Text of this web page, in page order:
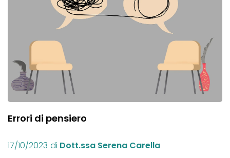
Errori di pensiero
17/10/2023 di Dott.ssa Serena Carella